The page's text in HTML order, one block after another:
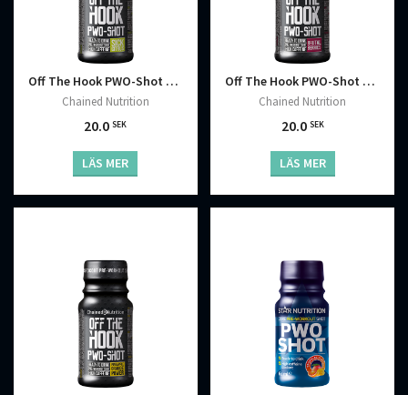
Off The Hook PWO-Shot 60 ml
Chained Nutrition
20.0SEK
LÄS MER
Off The Hook PWO-Shot 60 ml
Chained Nutrition
20.0 SEK
LÄS MER